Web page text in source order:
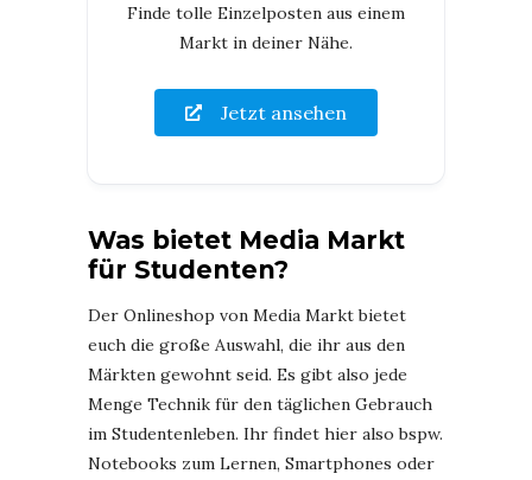
Finde tolle Einzelposten aus einem
Markt in deiner Nähe.
Jetzt ansehen
Was bietet Media Markt
für Studenten?
Der Onlineshop von Media Markt bietet
euch die große Auswahl, die ihr aus den
Märkten gewohnt seid. Es gibt also jede
Menge Technik für den täglichen Gebrauch
im Studentenleben. Ihr findet hier also bspw.
Notebooks zum Lernen, Smartphones oder